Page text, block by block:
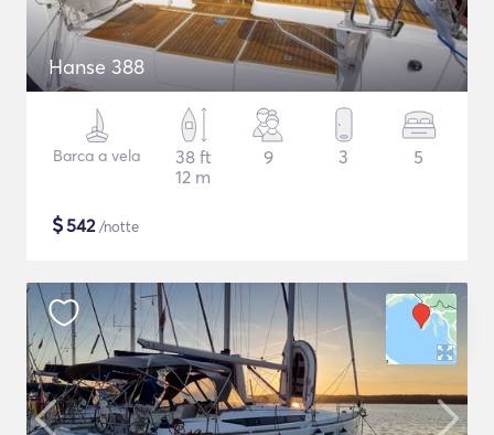
Hanse 388
Barca a vela
38 ft
12 m
9 3 5
$542/notte